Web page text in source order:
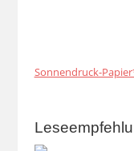
Sonnendruck-